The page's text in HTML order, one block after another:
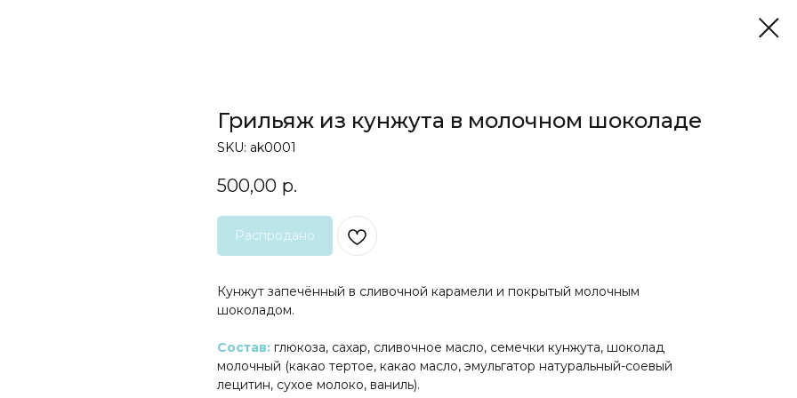
Грильяж из кунжута в молочном шоколаде
SKU: ak0001
500,00 р.
Кунжут запечённый в сливочной карамели и покрытый молочным
шоколадом.
Состав: глюкоза, сахар, сливочное масло, семечки кунжута, шоколад
молочный (какао тертое, какао масло, эмульгатор натуральный-соевый
лецитин, сухое молоко, ваниль).